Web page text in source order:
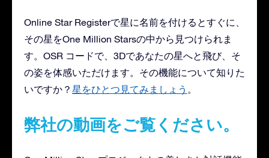
Online Star Registerで星に名前を付けるとすぐに、
その星をOne Million Starsの中から見つけられま
す。OSR コードで、3Dであなたの星へと飛び、そ
の姿を体感いただけます。その機能について知りた
いですか？ 星をひとつ見てみましょう 。
弊社の動画をご覧ください。